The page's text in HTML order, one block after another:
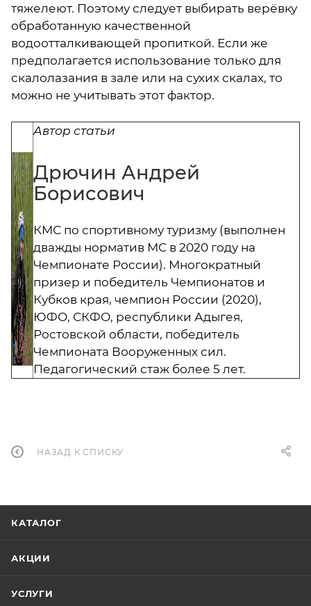
тяжелеют. Поэтому следует выбирать верёвку
обработанную качественной
водоотталкивающей пропиткой. Если же
предполагается использование только для
скалолазания в зале или на сухих скалах, то
можно не учитывать этот фактор.
Автор статьи
Дрючин Андрей
Борисович
КМС по спортивному туризму (выполнен
дважды норматив МС в 2020 году на
Чемпионате России). Многократный
призер и победитель Чемпионатов и
Кубков края, чемпион России (2020),
ЮФО, СКФО, республики Адыгея,
Ростовской области, победитель
Чемпионата Вооруженных сил.
Педагогический стаж более 5 лет.
НАЗАД К СПИСКУ
КАТАЛОГ
АКЦИИ
УСЛУГИ